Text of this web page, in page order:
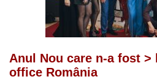
Anul Nou care n-a fost
office România